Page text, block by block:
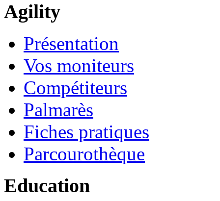
Agility
Présentation
Vos moniteurs
Compétiteurs
Palmarès
Fiches pratiques
Parcourothèque
Education